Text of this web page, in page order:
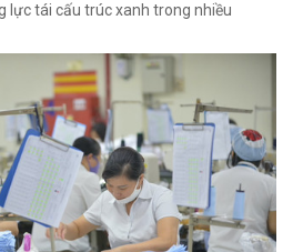
lực tái cấu trúc xanh trong nhiều